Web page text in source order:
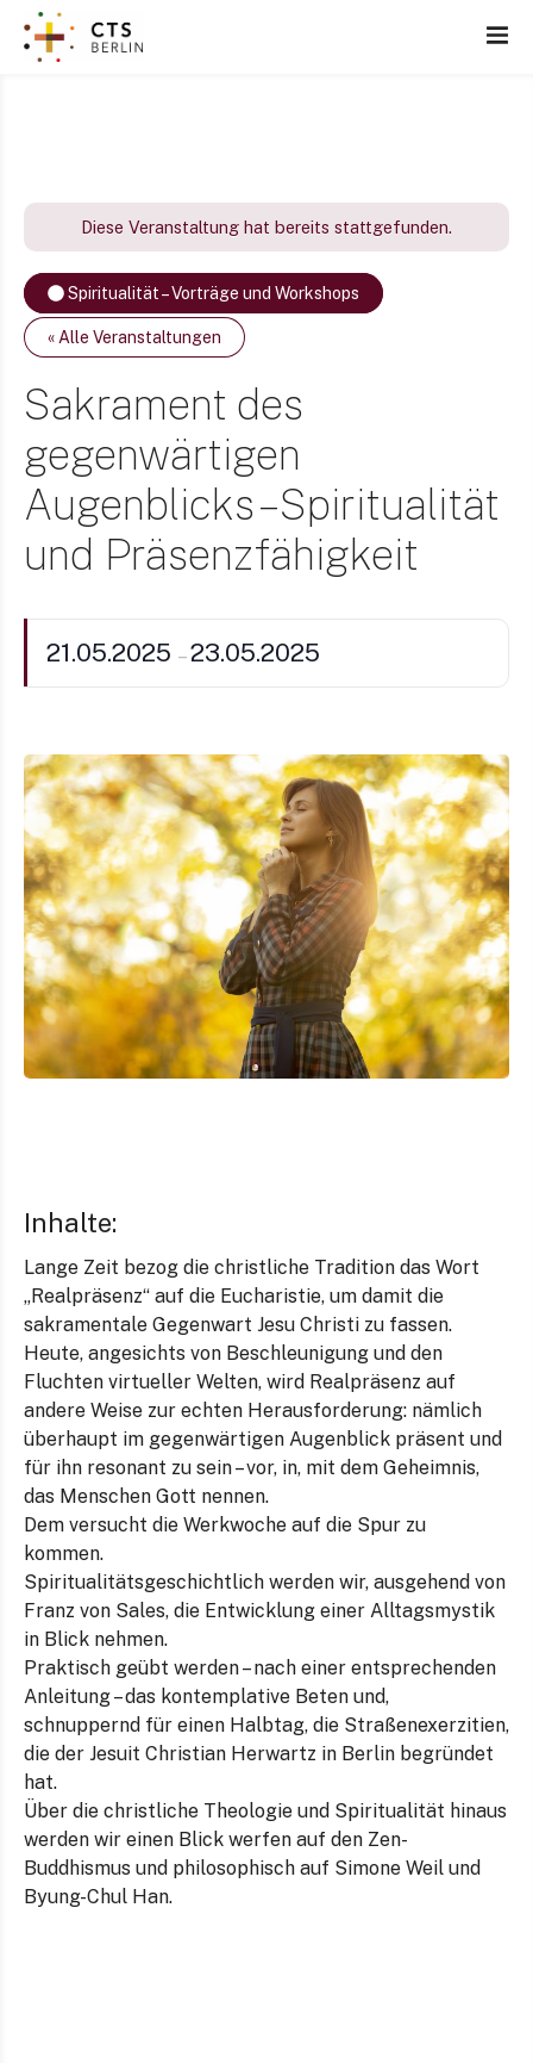
Diese Veranstaltung hat bereits stattgefunden.
Spiritualität – Vorträge und Workshops
« Alle Veranstaltungen
Sakrament des
gegenwärtigen
Augenblicks – Spiritualität
und Präsenzfähigkeit
21.05.2025 –23.05.2025
Inhalte:
Lange Zeit bezog die christliche Tradition das Wort
„Realpräsenz“ auf die Eucharistie, um damit die
sakramentale Gegenwart Jesu Christi zu fassen.
Heute, angesichts von Beschleunigung und den
Fluchten virtueller Welten, wird Realpräsenz auf
andere Weise zur echten Herausforderung: nämlich
überhaupt im gegenwärtigen Augenblick präsent und
für ihn resonant zu sein – vor, in, mit dem Geheimnis,
das Menschen Gott nennen.
Dem versucht die Werkwoche auf die Spur zu
kommen.
Spiritualitätsgeschichtlich werden wir, ausgehend von
Franz von Sales, die Entwicklung einer Alltagsmystik
in Blick nehmen.
Praktisch geübt werden – nach einer entsprechenden
Anleitung – das kontemplative Beten und,
schnuppernd für einen Halbtag, die Straßenexerzitien,
die der Jesuit Christian Herwartz in Berlin begründet
hat.
Über die christliche Theologie und Spiritualität hinaus
werden wir einen Blick werfen auf den Zen-
Buddhismus und philosophisch auf Simone Weil und
Byung-Chul Han.